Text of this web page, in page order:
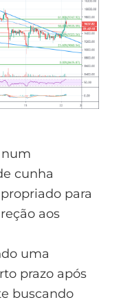
cunha
para
aos
uma
prazo após
buscando